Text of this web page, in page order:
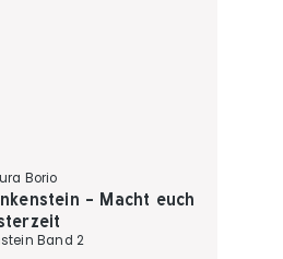
Borio
- Macht euch
Band 2